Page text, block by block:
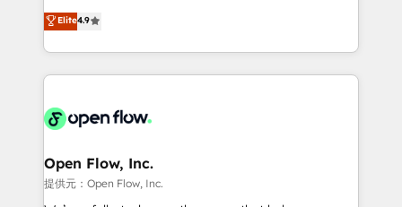
Toronto, London and Melbourne. As a global
HubSpot partner, we specialize in working with
sophisticated B2B companies to implement the
HubSpot CRM platform across client organizations.
industrial/manufacturing, professional services,
distribution, commercial real estate, technology,
finserv/fintech, IT managed services, transportation
& logistics, energy/solar, staffing and recruiting,
Elite4.9
Open Flow, Inc.
提供元：Open Flow, Inc.